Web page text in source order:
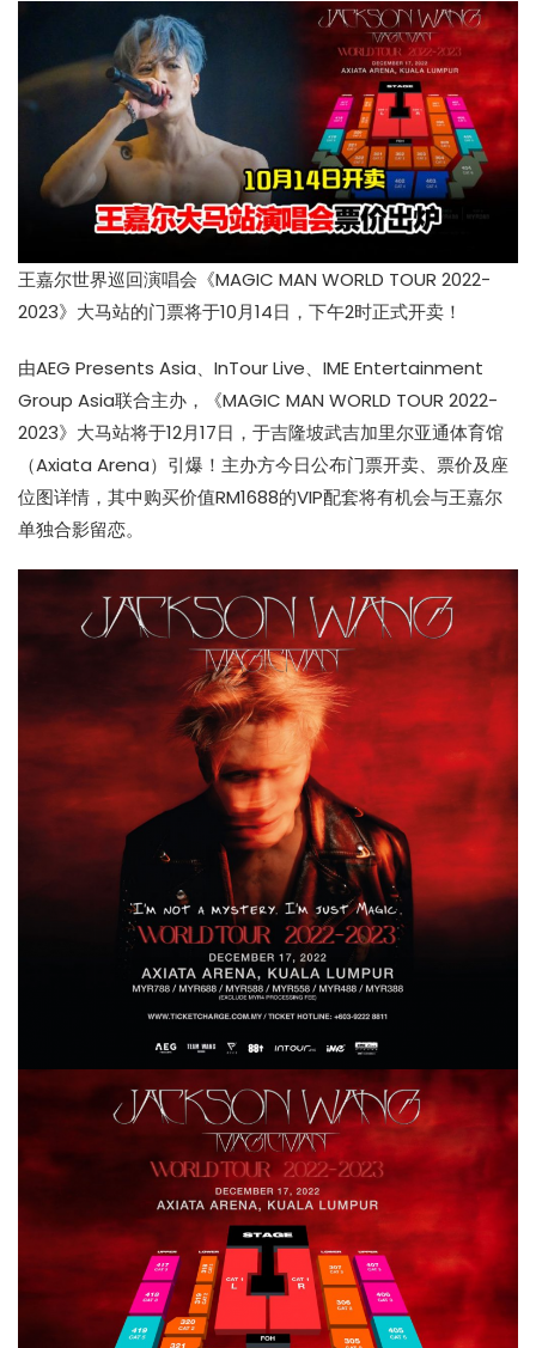
王嘉尔世界巡回演唱会《MAGIC MAN WORLD TOUR 2022-
2023》大马站的门票将于10月14日，下午2时正式开卖！
由AEG Presents Asia、InTour Live、IME Entertainment
Group Asia联合主办，《MAGIC MAN WORLD TOUR 2022-
2023》大马站将于12月17日，于吉隆坡武吉加里尔亚通体育馆
（Axiata Arena）引爆！主办方今日公布门票开卖、票价及座
位图详情，其中购买价值RM1688的VIP配套将有机会与王嘉尔
单独合影留恋。